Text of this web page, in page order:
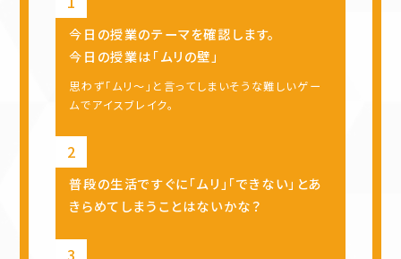
今日の授業のテーマを確認します。
今日の授業は「ムリの壁」
思わず「ムリ～」と言ってしまいそうな難しいゲー
ムでアイスブレイク。
普段の生活ですぐに「ムリ」「できない」とあ
きらめてしまうことはないかな？